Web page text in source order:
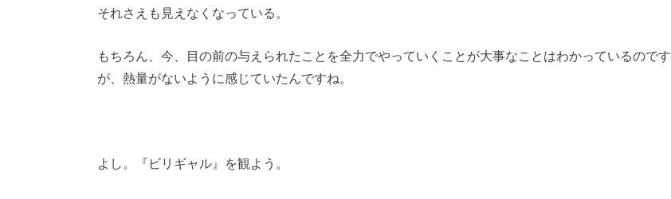
それさえも見えなくなっている。
もちろん、今、目の前の与えられたことを全力でやっていくことが大事なことはわかっているのです
が、熱量がないように感じていたんですね。
よし。『ビリギャル』を観よう。